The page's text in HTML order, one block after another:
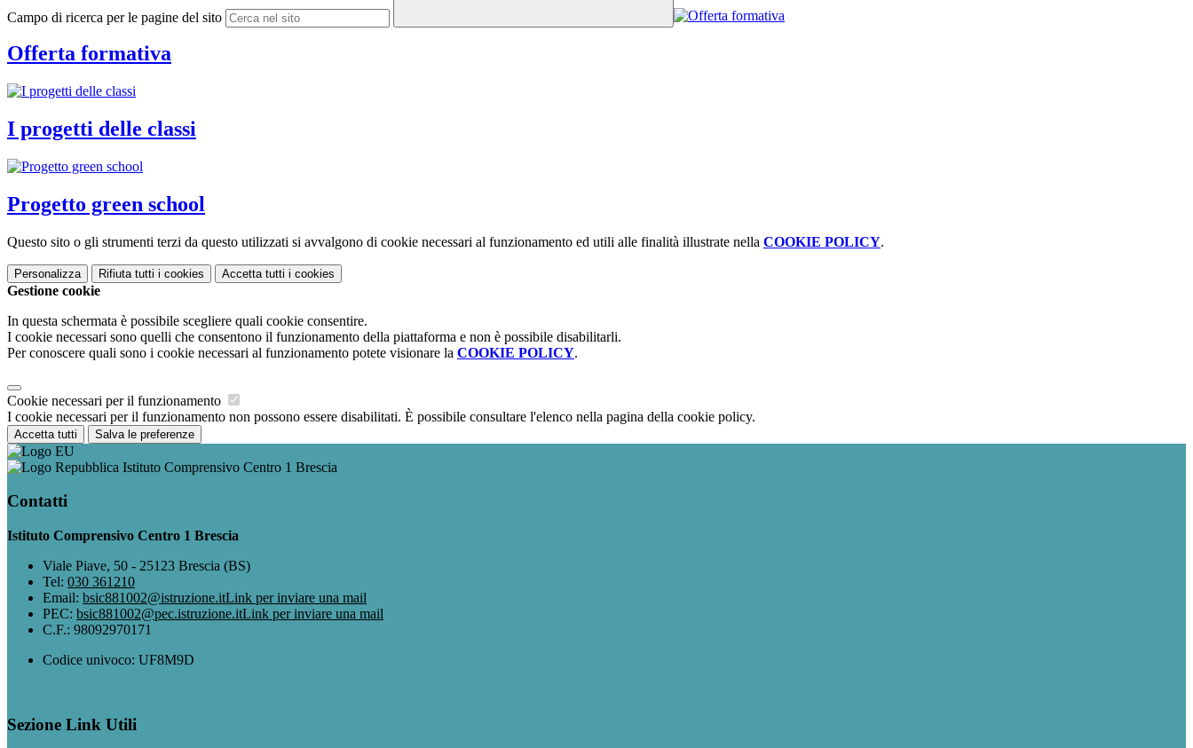
Campo di ricerca per le pagine del sito
Offerta formativa
I progetti delle classi
Progetto green school
Questo sito o gli strumenti terzi da questo utilizzati si avvalgono di cookie necessari al funzionamento ed utili alle finalità illustrate nella COOKIE POLICY.
Personalizza Rifiuta tutti i cookies Accetta tutti i cookies
Gestione cookie
In questa schermata è possibile scegliere quali cookie consentire.
I cookie necessari sono quelli che consentono il funzionamento della piattaforma e non è possibile disabilitarli.
Per conoscere quali sono i cookie necessari al funzionamento potete visionare la COOKIE POLICY.
Cookie necessari per il funzionamento
I cookie necessari per il funzionamento non possono essere disabilitati. È possibile consultare l'elenco nella pagina della cookie policy.
Accetta tutti Salva le preferenze
Istituto Comprensivo Centro 1 Brescia
Contatti
Istituto Comprensivo Centro 1 Brescia
Viale Piave, 50 - 25123 Brescia (BS)
Tel: 030 361210
Email: bsic881002@istruzione.itLink per inviare una mail
PEC: bsic881002@pec.istruzione.itLink per inviare una mail
C.F.: 98092970171
Codice univoco: UF8M9D
Sezione Link Utili